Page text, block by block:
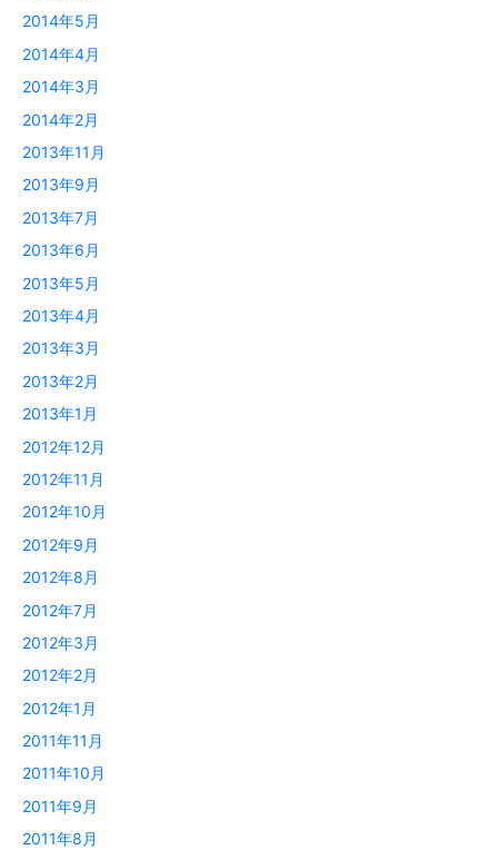
2014年5月
2014年4月
2014年3月
2014年2月
2013年11月
2013年9月
2013年7月
2013年6月
2013年5月
2013年4月
2013年3月
2013年2月
2013年1月
2012年12月
2012年11月
2012年10月
2012年9月
2012年8月
2012年7月
2012年3月
2012年2月
2012年1月
2011年11月
2011年10月
2011年9月
2011年8月